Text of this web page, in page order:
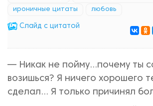
ироничные цитаты любовь
Cлайд с цитатой
— Никак не пойму…почему ты
возишься? Я ничего хорошего
сделал… Я только причинял